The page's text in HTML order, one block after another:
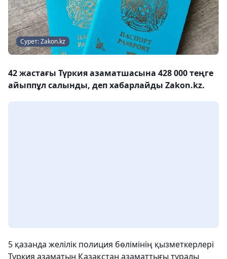
Сурет: Zakon.kz
42 жастағы Түркия азаматшасына 428 000 теңге
айыппұл салынды, деп хабарлайды Zakon.kz.
5 қазанда желілік полиция бөлімінің қызметкерлері
Түркия азаматын Қазақстан азаматтығы туралы